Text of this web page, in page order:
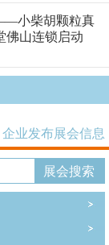
小柴胡颗粒真
佛山连锁启动
企业发布展会信息